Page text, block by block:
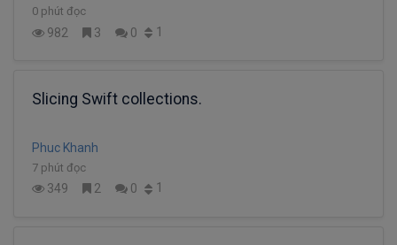
0 phút đọc
982 3 0 1
Slicing Swift collections.
Phuc Khanh
7 phút đọc
349 2 0 1